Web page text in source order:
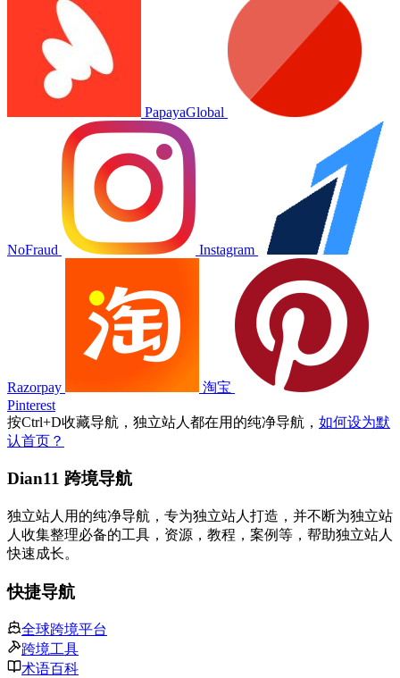
PapayaGlobal
NoFraud Instagram
Razorpay
淘宝
Pinterest
按Ctrl+D收藏导航，独立站人都在用的纯净导航， 如何设为默
认首页？
Dian11 跨境导航
独立站人用的纯净导航，专为独立站人打造，并不断为独立站
人收集整理必备的工具，资源，教程，案例等，帮助独立站人
快速成长。
快捷导航
全球跨境平台
跨境工具
术语百科